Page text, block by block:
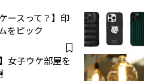
ースって？】印
をピック
女子ウケ部屋を